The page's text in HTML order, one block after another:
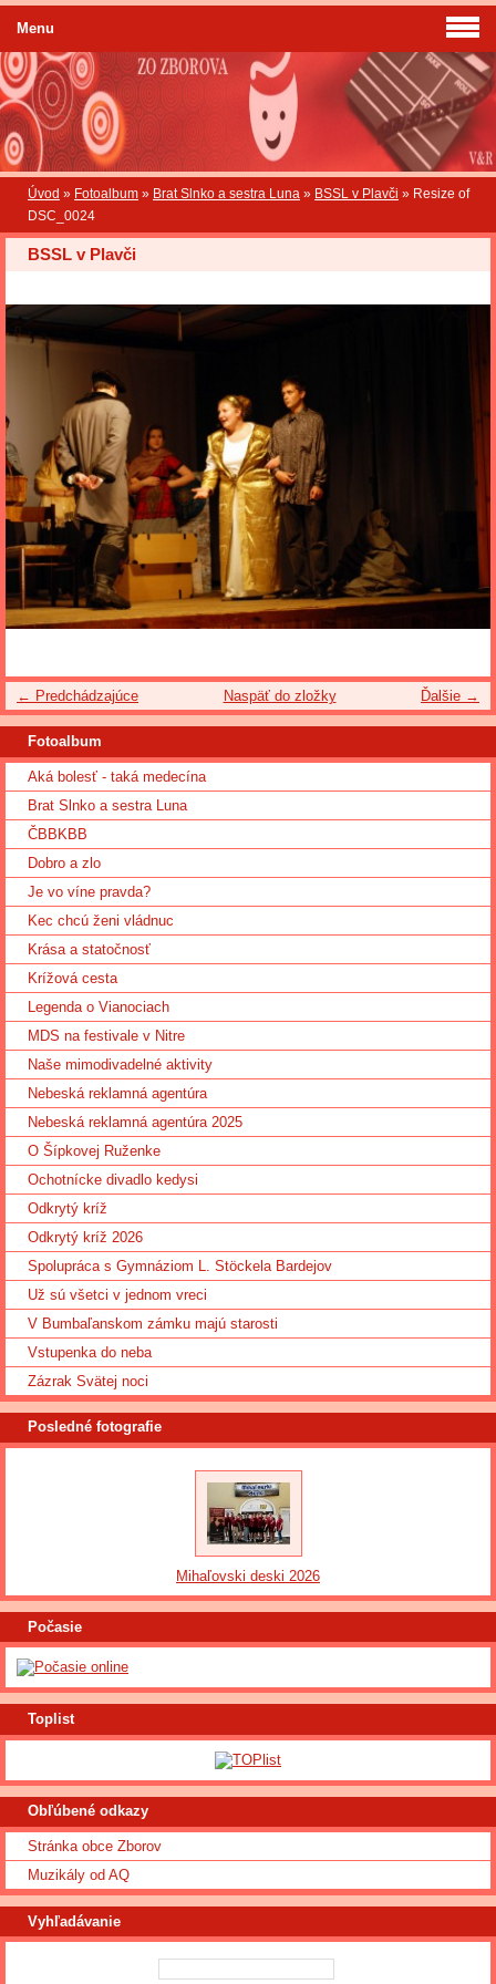
Úvod » Fotoalbum » Brat Slnko a sestra Luna » BSSL v Plavči » Resize of
DSC_0024
BSSL v Plavči
← Predchádzajúce Ďalšie →
Naspäť do zložky
Menu
Fotoalbum
Aká bolesť - taká medecína
Brat Slnko a sestra Luna
ČBBKBB
Dobro a zlo
Je vo víne pravda?
Kec chcú ženi vládnuc
Krása a statočnosť
Krížová cesta
Legenda o Vianociach
MDS na festivale v Nitre
Naše mimodivadelné aktivity
Nebeská reklamná agentúra
Nebeská reklamná agentúra 2025
O Šípkovej Ruženke
Ochotnícke divadlo kedysi
Odkrytý kríž
Odkrytý kríž 2026
Spolupráca s Gymnáziom L. Stöckela Bardejov
Už sú všetci v jednom vreci
V Bumbaľanskom zámku majú starosti
Vstupenka do neba
Zázrak Svätej noci
Posledné fotografie
Mihaľovski deski 2026
Počasie
Toplist
Obľúbené odkazy
Stránka obce Zborov
Muzikály od AQ
Vyhľadávanie